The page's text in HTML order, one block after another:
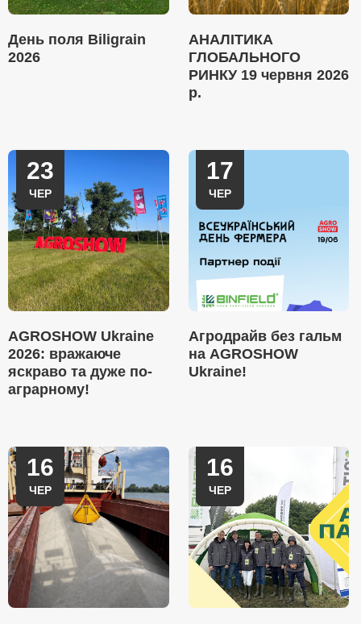
День поля Biligrain
2026
АНАЛІТИКА
ГЛОБАЛЬНОГО
РИНКУ 19 червня 2026
р.
23
ЧЕР
AGROSHOW Ukraine
2026: вражаюче
яскраво та дуже по-
аграрному!
17
ЧЕР
Агродрайв без гальм
на AGROSHOW
Ukraine!
16
ЧЕР
16
ЧЕР